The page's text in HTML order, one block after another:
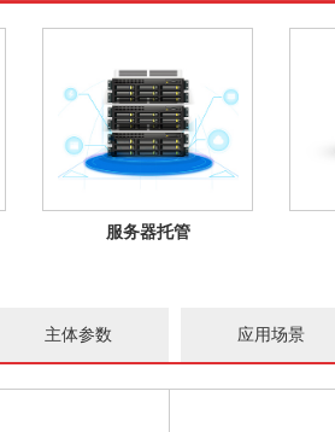
服务器托管
主体参数 应用场景